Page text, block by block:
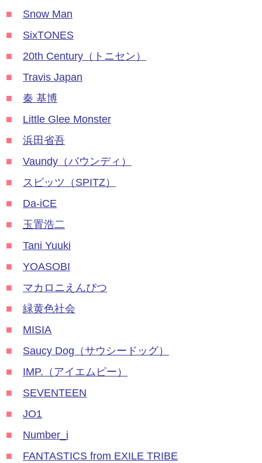
■
Snow Man
■
SixTONES
■
20th Century（トニセン）
■
Travis Japan
■
秦 基博
■
Little Glee Monster
■
浜田省吾
■
Vaundy（バウンディ）
■
スピッツ（SPITZ）
■
Da-iCE
■
玉置浩二
■
Tani Yuuki
■
YOASOBI
■
マカロニえんぴつ
■
緑黄色社会
■
MISIA
■
Saucy Dog（サウシードッグ）
■
IMP.（アイエムピー）
■
SEVENTEEN
■
JO1
■
Number_i
■
FANTASTICS from EXILE TRIBE